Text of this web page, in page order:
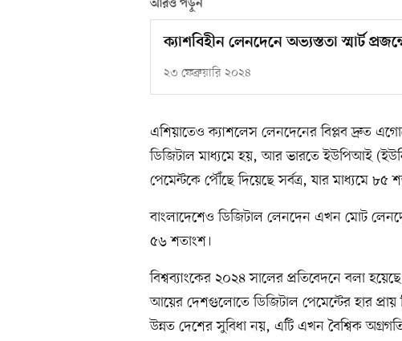
আরও পড়ুন
ক্যাশবিহীন লেনদেনে অভ্যস্ততা স্মার্ট
২৩ ফেব্রুয়ারি ২০২৪
এশিয়াতেও ক্যাশলেস লেনদেনের বিপ্লব দ্রুত
ডিজিটাল মাধ্যমে হয়, আর ভারতে ইউপিআই
পেমেন্টকে পৌঁছে দিয়েছে সর্বত্র, যার মাধ্যমে ৮৫
বাংলাদেশেও ডিজিটাল লেনদেন এখন মোট
৫৬ শতাংশ।
বিশ্বব্যাংকের ২০২৪ সালের প্রতিবেদনে বলা
আয়ের দেশগুলোতে ডিজিটাল পেমেন্টের হার প্রায়
উন্নত দেশের সুবিধা নয়, এটি এখন বৈশ্বিক